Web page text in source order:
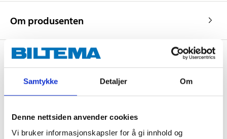
Samtykke Detaljer Om
Denne nettsiden anvender cookies
Vi bruker informasjonskapsler for å gi innhold og
Om produsenten
Kjøp & Hent
Kjøp & Hent i ditt varehus.